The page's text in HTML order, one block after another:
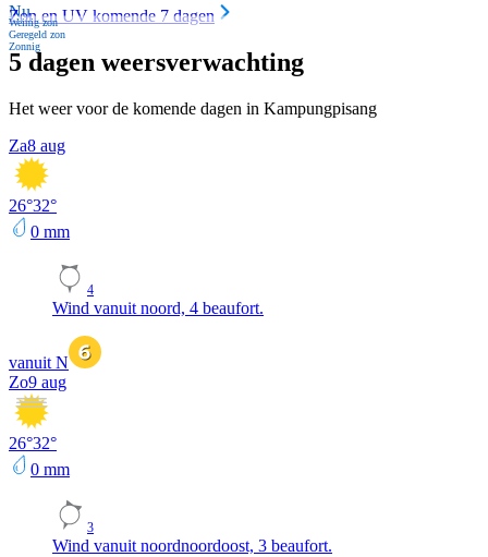
Nu
Weinig zon
Geregeld zon
Zonnig
Zon en UV komende 7 dagen
5 dagen weersverwachting
Het weer voor de komende dagen in Kampungpisang
Za8 aug
26°32°
0 mm
4
Wind vanuit noord, 4 beaufort.
vanuit N
Zo9 aug
26°32°
0 mm
3
Wind vanuit noordnoordoost, 3 beaufort.